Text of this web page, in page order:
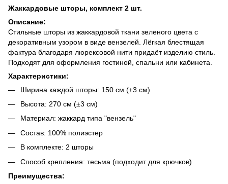
Жаккардовые шторы, комплект 2 шт.
Описание:
Стильные шторы из жаккардовой ткани зеленого цвета с
декоративным узором в виде вензелей. Лёгкая блестящая
фактура благодаря люрексовой нити придаёт изделию стиль.
Подходят для оформления гостиной, спальни или кабинета.
Характеристики:
Ширина каждой шторы: 150 см (±3 см)
Высота: 270 см (±3 см)
Материал: жаккард типа "вензель"
Состав: 100% полиэстер
В комплекте: 2 шторы
Способ крепления: тесьма (подходит для крючков)
Преимущества: